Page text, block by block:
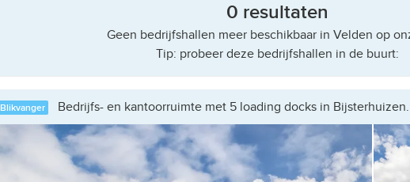
0 resultaten
Geen bedrijfshallen meer beschikbaar in Velden op
Tip: probeer deze bedrijfshallen in de buurt:
Blikvanger Bedrijfs- en kantoorruimte met 5 loading docks in Bijsterhuizen.